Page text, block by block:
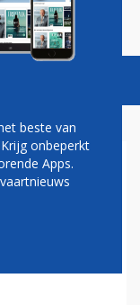
Vacatures
beste van
onbeperkt
Apps.